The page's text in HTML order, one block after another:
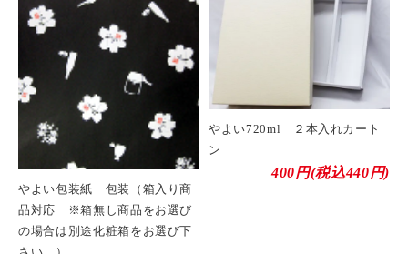
やよい包装紙 包装（箱入り商
品対応 ※箱無し商品をお選び
の場合は別途化粧箱をお選び下
やよい720ml ２本入れカート
ン
400円(税込440円)